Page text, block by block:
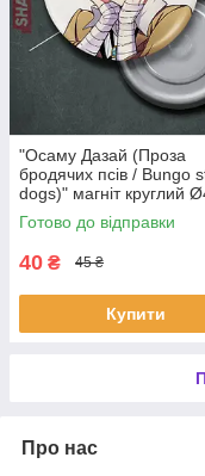
"Осаму Дазай (Проза
бродячих псів / Bungo
dogs)" магніт круглий
Готово до відправки
40 ₴ 45 ₴
Купити
Про нас